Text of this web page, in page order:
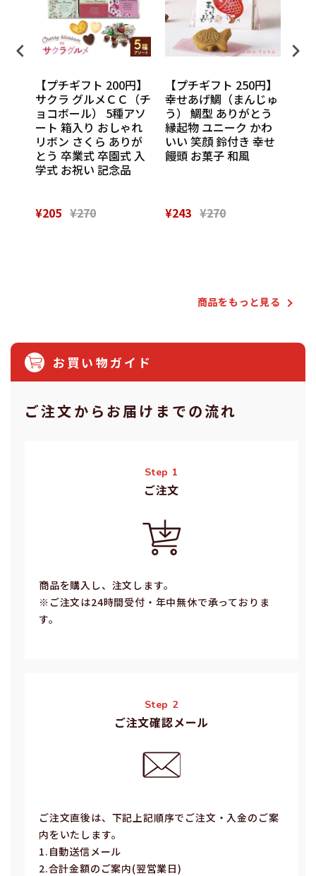
【プチギフト 200円】
サクラ グルメＣＣ（チ
ョコボール） 5種アソ
ート 箱入り おしゃれ
リボン さくら ありが
とう 卒業式 卒園式 入
学式 お祝い 記念品
¥205 ¥270
【プチギフト 250円】
幸せあげ鯛（まんじゅ
う） 鯛型 ありがとう
縁起物 ユニーク かわ
いい 笑顔 鈴付き 幸せ
饅頭 お菓子 和風
¥243 ¥270
商品をもっと⾒る
お買い物ガイド
ご注⽂からお届けまでの流れ
Step 1
ご注⽂
商品を購入し、注文します。
※ご注⽂は24時間受付・年中無休で承っておりま
す。
Step 2
ご注文確認メール
ご注⽂直後は、下記上記順序でご注⽂・⼊⾦のご案
内をいたします。
1.⾃動送信メール
2.合計⾦額のご案内(翌営業⽇)